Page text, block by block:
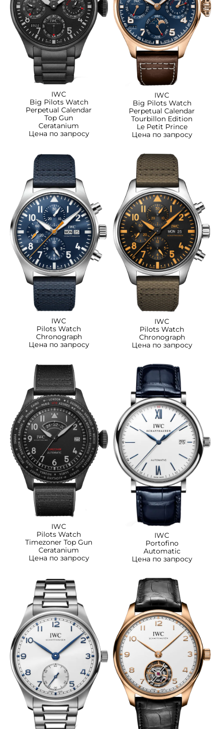
IWC
Big Pilots Watch
Perpetual Calendar
Top Gun
Ceratanium
Цена по запросу
IWC
Big Pilots Watch
Perpetual Calendar
Tourbillon Edition
Le Petit Prince
Цена по запросу
IWC
Pilots Watch
Chronograph
Цена по запросу
IWC
Pilots Watch
Chronograph
Цена по запросу
IWC
Pilots Watch
Timezoner Top Gun
Ceratanium
Цена по запросу
IWC
Portofino
Automatic
Цена по запросу